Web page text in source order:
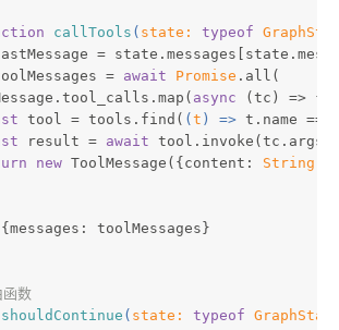
callTools ( state: typeof
=
= await Promise .all(
async (tc) => {
tool = tools.find( ( t ) => t.name
result = await tool.invoke(tc.args)
new ToolMessage({content: String
{messages: toolMessages}
数
shouldContinue ( state: typeof